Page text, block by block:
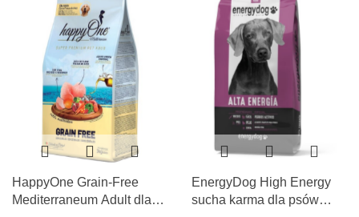
HappyOne Grain-Free
Mediterraneum Adult dla
EnergyDog High Energy
sucha karma dla psów